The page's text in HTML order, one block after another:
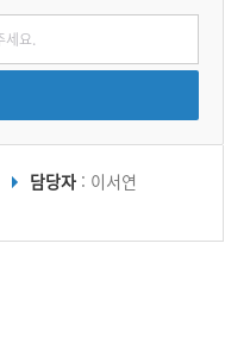
담당자 : 이서연